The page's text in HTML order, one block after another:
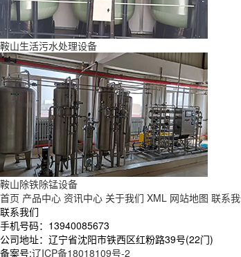
鞍山生活污水处理设备
鞍山除铁除锰设备
首页 产品中心 资讯中心 关于我们 XML 网站地图 联系
联系我们
手机号码：13940085673
公司地址：辽宁省沈阳市铁西区红粉路39号(22门)
备案号:辽ICP备18018109号-2